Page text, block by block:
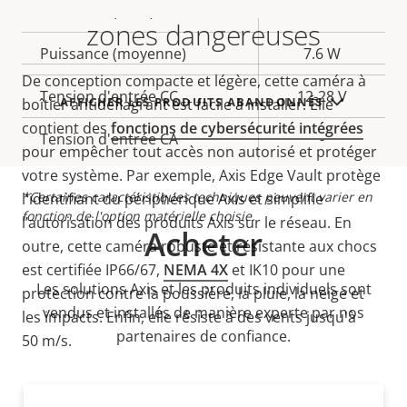
zones dangereuses
De conception compacte et légère, cette caméra à
boîtier antidéflagrant est facile à installer. Elle
contient des fonctions de cybersécurité intégrées
pour empêcher tout accès non autorisé et protéger
votre système. Par exemple, Axis Edge Vault protège
l'identifiant du périphérique Axis et simplifie
l’autorisation des produits Axis sur le réseau. En
outre, cette caméra robuste et résistante aux chocs
est certifiée IP66/67, NEMA 4X et IK10 pour une
protection contre la poussière, la pluie, la neige et
les impacts. Enfin, elle résiste à des vents jusqu'à
50 m/s.
de la
propriété
la
propriété
Puissance (moyenne) 7.6 W
Tension d'entrée CC 12-28 V
Tension d'entrée CA -
*Certaines caractéristiques techniques peuvent varier en
fonction de l'option matérielle choisie.
variant:
AFFICHER LES PRODUITS ABANDONNÉS
Acheter
Les solutions Axis et les produits individuels sont
vendus et installés de manière experte par nos
partenaires de confiance.